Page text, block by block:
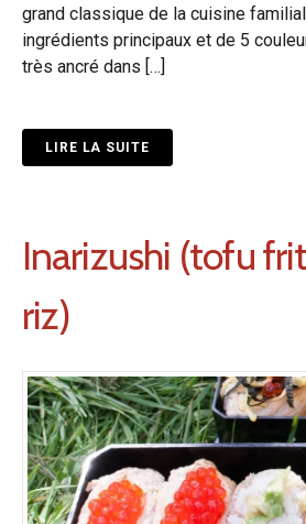
grand classique de la cuisine
ingrédients principaux et de 5
très ancré dans […]
LIRE LA SUITE
Inarizushi (tofu
riz)